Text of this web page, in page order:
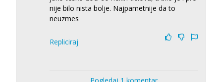
nije bilo nista bolje. Najpametnije da to
neuzmes
Repliciraj